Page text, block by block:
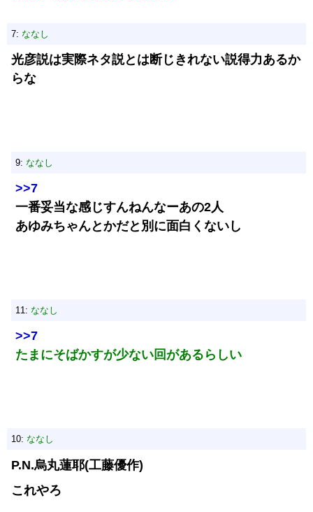
7: ななし
光彦説は実際ネタ説とは断じきれない説得力あるか
らな
9: ななし
>>7
一番妥当な感じすんねんなーあの2人
あゆみちゃんとかだと別に面白くないし
11: ななし
>>7
たまにそばかすが少ない回があるらしい
10: ななし
P.N.烏丸蓮耶(工藤優作)
これやろ